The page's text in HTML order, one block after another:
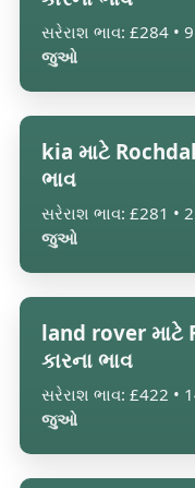
સરેરાશ ભાવ: £284 •
જુઓ
kia માટે
ભાવ
સરેરાશ ભાવ: £281 •
જુઓ
land rover માટે
કારના ભાવ
સરેરાશ ભાવ: £422 •
જુઓ